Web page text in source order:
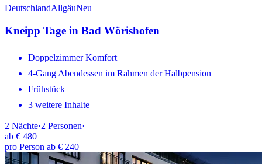
DeutschlandAllgäuNeu
Kneipp Tage in Bad Wörishofen
Doppelzimmer Komfort
4-Gang Abendessen im Rahmen der Halbpension
Frühstück
3 weitere Inhalte
2 Nächte·2 Personen·
ab € 480
pro Person ab € 240